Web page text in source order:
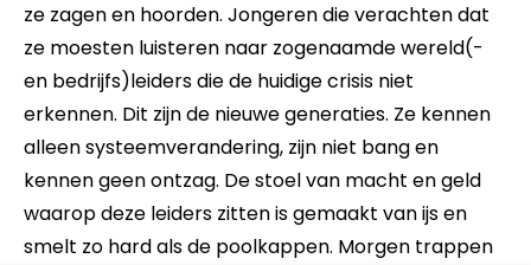
ze zagen en hoorden. Jongeren die verachten dat
ze moesten luisteren naar zogenaamde wereld(-
en bedrijfs)leiders die de huidige crisis niet
erkennen. Dit zijn de nieuwe generaties. Ze kennen
alleen systeemverandering, zijn niet bang en
kennen geen ontzag. De stoel van macht en geld
waarop deze leiders zitten is gemaakt van ijs en
smelt zo hard als de poolkappen. Morgen trappen